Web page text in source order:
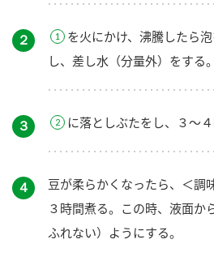
２
を火にかけ、沸騰したら
し、差し水（分量外）をする。
３ に落としぶたをし、３～４
４
豆が柔らかくなったら、＜調
３時間煮る。この時、液面か
ふれない）ようにする。